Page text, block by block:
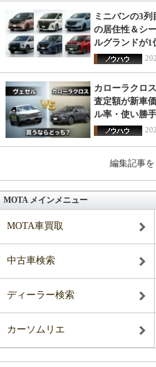
ミニバンの3
の居住性＆シ
ルグランドが1
カローラクロ
査定額が新車
ル率・使い勝
編集記事
MOTA メインメニュー
MOTA車買取
中古車検索
ディーラー検索
カーソムリエ